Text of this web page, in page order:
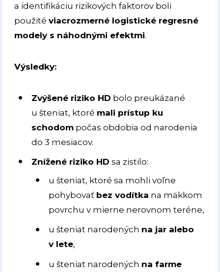
a identifikáciu rizikových faktorov boli
použitéviacrozmerné logistické regresné
modely s náhodnými efektmi.
Výsledky:
Zvýšené riziko HD bolo preukázané
u šteniat, ktoré mali prístup ku
schodom počas obdobia od narodenia
do 3 mesiacov.
Znížené riziko HD sa zistilo:
u šteniat, ktoré sa mohli voľne
pohybovať bez vodítka na mäkkom
povrchu v mierne nerovnom teréne,
u šteniat narodených na jar alebo
v lete,
u šteniat narodených na farme